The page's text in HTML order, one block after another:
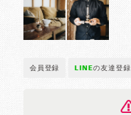
会員登録 LINEの友達登録